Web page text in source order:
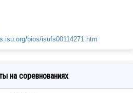
bios/isufs00114271.htm
на соревнованиях